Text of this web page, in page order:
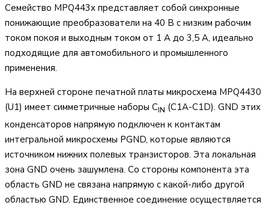
Семейство MPQ443x представляет собой синхронные
понижающие преобразователи на 40 В с низким рабочим
током покоя и выходным током от 1 А до 3,5 А, идеально
подходящие для автомобильного и промышленного
применения.
На верхней стороне печатной платы микросхема MPQ4430
(U1) имеет симметричные наборы CIN (C1A-C1D). GND этих
конденсаторов напрямую подключен к контактам
интегральной микросхемы PGND, которые являются
источником нижних полевых транзисторов. Эта локальная
зона GND очень зашумлена. Со стороны компонента эта
область GND не связана напрямую с какой-либо другой
областью GND. Единственное соединение осуществляется